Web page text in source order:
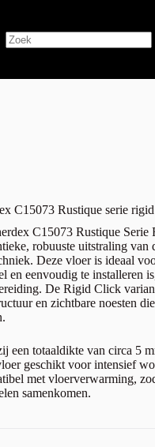
C15073 Rustique serie
C15073 Rustique
robuuste uitstraling van
Deze vloer is ideaal
en eenvoudig te installeren
De Rigid Click
en zichtbare noesten
een totaaldikte van circa 5
geschikt voor intensief
met vloerverwarming,
samenkomen.